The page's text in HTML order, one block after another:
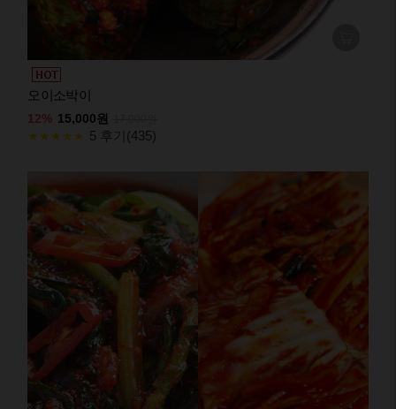
오이소박이
12% 15,000원
★★★★★ 5 후기(435)